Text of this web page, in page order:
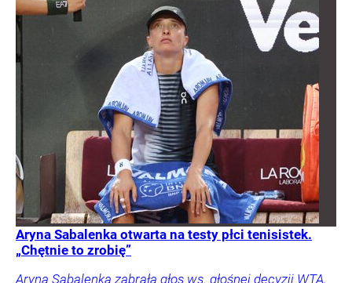
Aryna Sabalenka otwarta na testy płci tenisistek.
„Chętnie to zrobię”
Aryna Sabalenka zabrała głos ws. głośnej decyzji WTA,